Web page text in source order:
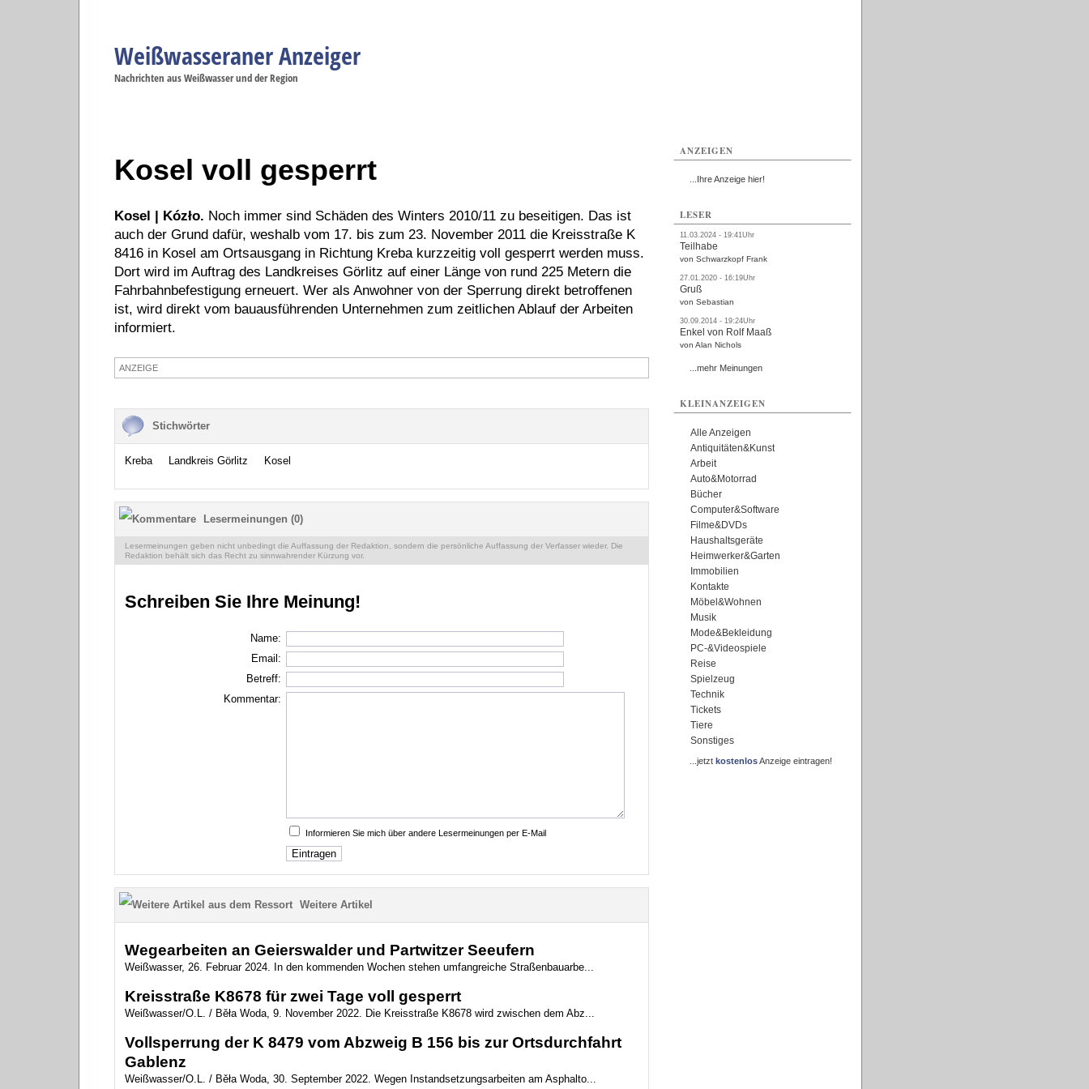
Weißwasseraner Anzeiger
Nachrichten aus Weißwasser und der Region
Kosel voll gesperrt
Kosel | Kózło. Noch immer sind Schäden des Winters 2010/11 zu beseitigen. Das ist
auch der Grund dafür, weshalb vom 17. bis zum 23. November 2011 die Kreisstraße K
8416 in Kosel am Ortsausgang in Richtung Kreba kurzzeitig voll gesperrt werden muss.
Dort wird im Auftrag des Landkreises Görlitz auf einer Länge von rund 225 Metern die
Fahrbahnbefestigung erneuert. Wer als Anwohner von der Sperrung direkt betroffenen
ist, wird direkt vom bauausführenden Unternehmen zum zeitlichen Ablauf der Arbeiten
informiert.
ANZEIGE
Stichwörter
Kreba Landkreis Görlitz Kosel
Lesermeinungen (0)
Lesermeinungen geben nicht unbedingt die Auffassung der Redaktion, sondern die persönliche Auffassung der Verfasser wieder. Die
Redaktion behält sich das Recht zu sinnwahrender Kürzung vor.
Schreiben Sie Ihre Meinung!
Name:
Email:
Betreff:
Kommentar:
Informieren Sie mich über andere Lesermeinungen per E-Mail
Weitere Artikel
Wegearbeiten an Geierswalder und Partwitzer Seeufern
Weißwasser, 26. Februar 2024. In den kommenden Wochen stehen umfangreiche Straßenbauarbe...
Kreisstraße K8678 für zwei Tage voll gesperrt
Weißwasser/O.L. / Běła Woda, 9. November 2022. Die Kreisstraße K8678 wird zwischen dem Abz...
Vollsperrung der K 8479 vom Abzweig B 156 bis zur Ortsdurchfahrt
Gablenz
Weißwasser/O.L. / Běła Woda, 30. September 2022. Wegen Instandsetzungsarbeiten am Asphalto...
ANZEIGEN
...Ihre Anzeige hier!
LESER
11.03.2024 - 19:41Uhr
Teilhabe
von Schwarzkopf Frank
27.01.2020 - 16:19Uhr
Gruß
von Sebastian
30.09.2014 - 19:24Uhr
Enkel von Rolf Maaß
von Alan Nichols
...mehr Meinungen
KLEINANZEIGEN
Alle Anzeigen
Antiquitäten&Kunst
Arbeit
Auto&Motorrad
Bücher
Computer&Software
Filme&DVDs
Haushaltsgeräte
Heimwerker&Garten
Immobilien
Kontakte
Möbel&Wohnen
Musik
Mode&Bekleidung
PC-&Videospiele
Reise
Spielzeug
Technik
Tickets
Tiere
Sonstiges
...jetzt kostenlosAnzeige eintragen!